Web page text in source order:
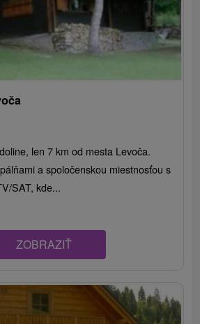
len 7 km od mesta Levoča.
a spoločenskou miestnosťou s
SAT, kde...
ZOBRAZIŤ